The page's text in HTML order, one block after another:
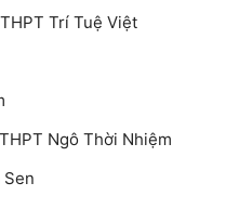
Trí Tuệ Việt
Ngô Thời Nhiệm
Sen